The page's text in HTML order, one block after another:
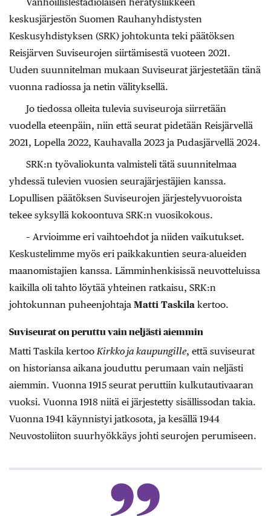
keskusjärjestön Suomen Rauhanyhdistysten
Keskusyhdistyksen (SRK) johtokunta teki päätöksen
Reisjärven Suviseurojen siirtämisestä vuoteen 2021.
Uuden suunnitelman mukaan Suviseurat järjestetään tänä
vuonna radiossa ja netin välityksellä.
Jo tiedossa olleita tulevia suviseuroja siirretään
vuodella eteenpäin, niin että seurat pidetään Reisjärvellä
2021, Lopella 2022, Kauhavalla 2023 ja Pudasjärvellä 2024.
SRK:n työvaliokunta valmisteli tätä suunnitelmaa
yhdessä tulevien vuosien seurajärjestäjien kanssa.
Lopullisen päätöksen Suviseurojen järjestelyvuoroista
tekee syksyllä kokoontuva SRK:n vuosikokous.
– Arvioimme eri vaihtoehdot ja niiden vaikutukset.
Keskustelimme myös eri paikkakuntien seura-alueiden
maanomistajien kanssa. Lämminhenkisissä neuvotteluissa
kaikilla oli tahto löytää yhteinen ratkaisu, SRK:n
johtokunnan puheenjohtaja Matti Taskila kertoo.
Suviseurat on peruttu vain neljästi aiemmin
Matti Taskila kertoo Kirkko ja kaupungille, että suviseurat
on historiansa aikana jouduttu perumaan vain neljästi
aiemmin. Vuonna 1915 seurat peruttiin kulkutautivaaran
vuoksi. Vuonna 1918 niitä ei järjestetty sisällissodan takia.
Vuonna 1941 käynnistyi jatkosota, ja kesällä 1944
Neuvostoliiton suurhyökkäys johti seurojen perumiseen.